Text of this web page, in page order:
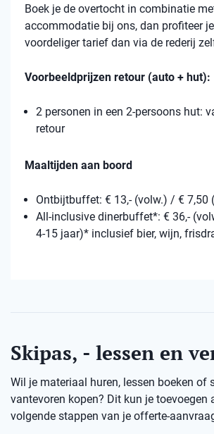
Boek je de overtocht in combinatie
accommodatie bij ons, dan profiteer
voordeliger tarief dan via de rederij
Voorbeeldprijzen retour (auto + hut):
2 personen in een 2-persoons hut:
retour
Maaltijden aan boord
Ontbijtbuffet: € 13,- (volw.) / € 7,50
All-inclusive dinerbuffet*: € 36,-
4-15 jaar)* inclusief bier, wijn,
Skipas, - lessen en
Wil je materiaal huren, lessen boeken of
vantevoren kopen? Dit kun je toevoegen
volgende stappen van je offerte-